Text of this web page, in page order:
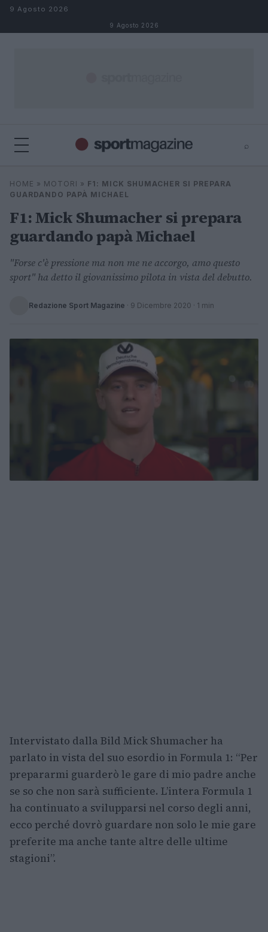
Salta al contenuto
9 Agosto 2026
9 Agosto 2026
⌕
Cerca
HOME » MOTORI » F1: MICK SHUMACHER SI PREPARA
GUARDANDO PAPÀ MICHAEL
F1: Mick Shumacher si prepara
guardando papà Michael
"Forse c'è pressione ma non me ne accorgo, amo questo
sport" ha detto il giovanissimo pilota in vista del debutto.
Redazione Sport Magazine · 9 Dicembre 2020 · 1 min
Intervistato dalla Bild Mick Shumacher ha
parlato in vista del suo esordio in Formula 1: “Per
prepararmi guarderò le gare di mio padre anche
se so che non sarà sufficiente. L’intera Formula 1
ha continuato a svilupparsi nel corso degli anni,
ecco perché dovrò guardare non solo le mie gare
preferite ma anche tante altre delle ultime
stagioni”.